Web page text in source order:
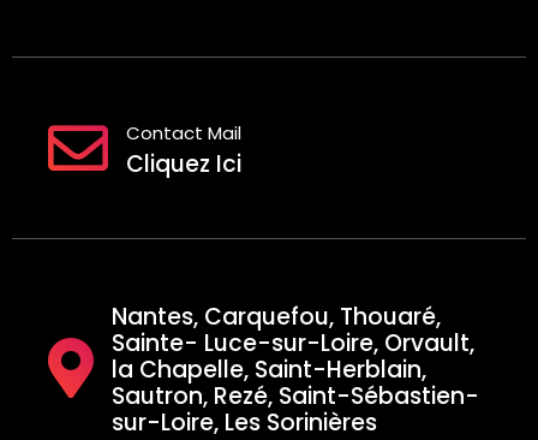
Contact Mail
Cliquez Ici
Nantes, Carquefou, Thouaré,
Sainte- Luce-sur-Loire, Orvault,
la Chapelle, Saint-Herblain,
Sautron, Rezé, Saint-Sébastien-
sur-Loire, Les Sorinières